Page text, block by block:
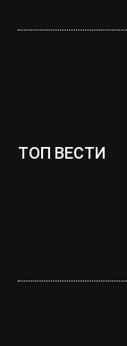
ТОП ВЕСТИ